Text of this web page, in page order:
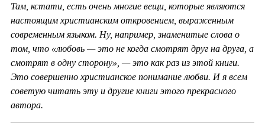
Там, кстати, есть очень многие вещи, которые являются
настоящим христианским откровением, выраженным
современным языком. Ну, например, знаменитые слова о
том, что «любовь — это не когда смотрят друг на друга, а
смотрят в одну сторону», — это как раз из этой книги.
Это совершенно христианское понимание любви. И я всем
советую читать эту и другие книги этого прекрасного
автора.